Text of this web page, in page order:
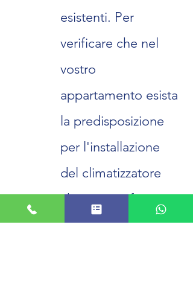
esistenti. Per
verificare che nel
vostro
appartamento esista
la predisposizione
per l'installazione
del climatizzatore
che vorrete fare
installare da Digital